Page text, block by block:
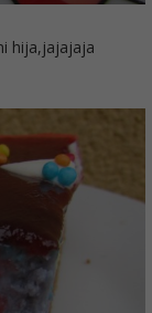
hija,jajajaja